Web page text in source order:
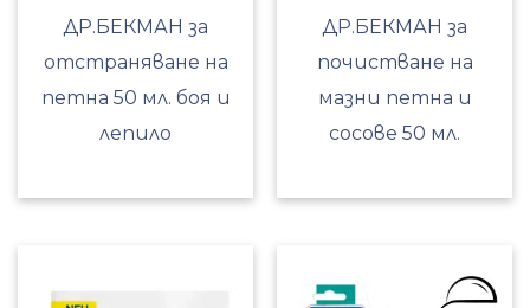
ДР.БЕКМАН за
отстраняване на
петна 50 мл. боя и
лепило
ДР.БЕКМАН за
почистване на
мазни петна и
сосове 50 мл.